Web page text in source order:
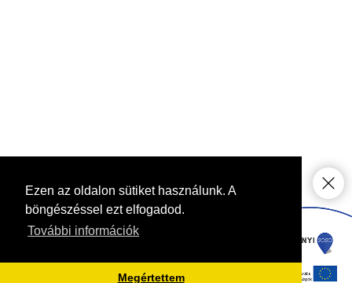
Ezen az oldalon sütiket használunk. A
böngészéssel ezt elfogadod.
További információk
Megértettem